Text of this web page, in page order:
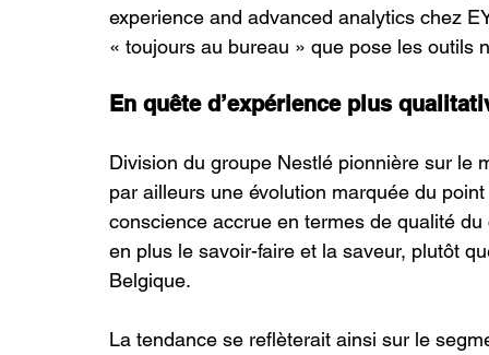
experience and advanced analytics chez
« toujours au bureau » que pose les outils
En quête d’expérience plus
Division du groupe Nestlé pionnière sur le
par ailleurs une évolution marquée du
conscience accrue en termes de qualité
en plus le savoir-faire et la saveur, plutôt
Belgique.
La tendance se reflèterait ainsi sur le